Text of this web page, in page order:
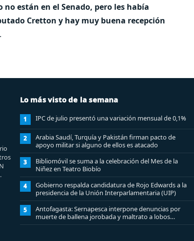
están en el Senado, pero les había
Cretton y hay muy buena recepción
Lo más visto de la semana
1 IPC de julio presentó una variación mensual de 0,1%
2
Arabia Saudí, Turquía y Pakistán firman pacto de
apoyo militar si alguno de ellos es atacado
3
Bibliomóvil se suma a la celebración del Mes de la
Niñez en Teatro Biobío
4
Gobierno respalda candidatura de Rojo Edwards a la
presidencia de la Unión Interparlamentaria (UIP)
5
Antofagasta: Sernapesca interpone denuncias por
muerte de ballena jorobada y maltrato a lobos
marinos